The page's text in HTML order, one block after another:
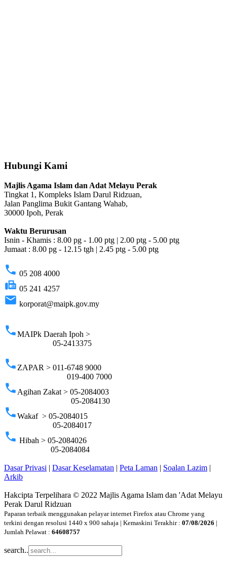
Hubungi Kami
Majlis Agama Islam dan Adat Melayu Perak
Tingkat 1, Kompleks Islam Darul Ridzuan,
Jalan Panglima Bukit Gantang Wahab,
30000 Ipoh, Perak
Waktu Berurusan
Isnin - Khamis : 8.00 pg - 1.00 ptg | 2.00 ptg - 5.00 ptg
Jumaat : 8.00 pg - 12.15 tgh | 2.45 ptg - 5.00 ptg
phone 05 208 4000
fax 05 241 4257
email korporat@maipk.gov.my
phoneMAIPk Daerah Ipoh >
05-2413375
phone ZAPAR > 011-6748 9000
019-400 7000
phone Agihan Zakat > 05-2084003
05-2084130
phoneWakaf > 05-2084015
05-2084017
phone Hibah > 05-2084026
05-2084084
Dasar Privasi | Dasar Keselamatan | Peta Laman | Soalan Lazim |
Arkib
Hakcipta Terpelihara © 2022 Majlis Agama Islam dan 'Adat Melayu
Perak Darul Ridzuan
Paparan terbaik menggunakan pelayar internet Firefox atau Chrome yang
terkini dengan resolusi 1440 x 900 sahaja | Kemaskini Terakhir : 07/08/2026 |
Jumlah Pelawat : 64608757
search..